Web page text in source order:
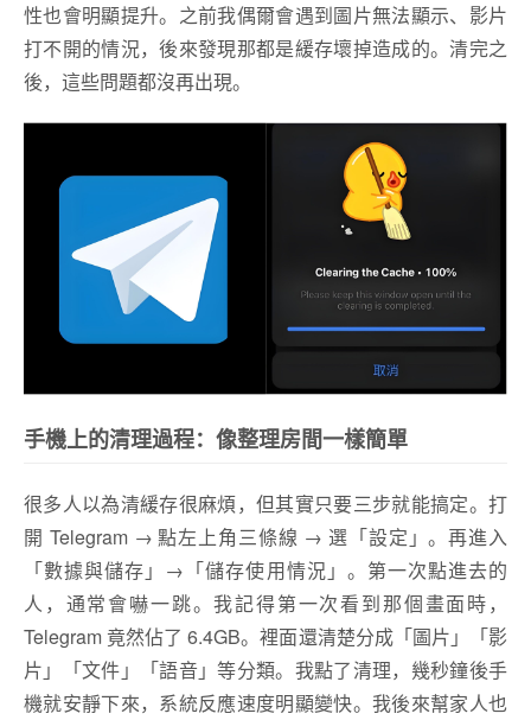
性也會明顯提升。之前我偶爾會遇到圖片無法顯示、影片
打不開的情況，後來發現那都是緩存壞掉造成的。清完之
後，這些問題都沒再出現。
手機上的清理過程：像整理房間一樣簡單
很多人以為清緩存很麻煩，但其實只要三步就能搞定。打
開 Telegram → 點左上角三條線 → 選「設定」。再進入
「數據與儲存」→「儲存使用情況」。第一次點進去的
人，通常會嚇一跳。我記得第一次看到那個畫面時，
Telegram 竟然佔了 6.4GB。裡面還清楚分成「圖片」「影
片」「文件」「語音」等分類。我點了清理，幾秒鐘後手
機就安靜下來，系統反應速度明顯變快。我後來幫家人也